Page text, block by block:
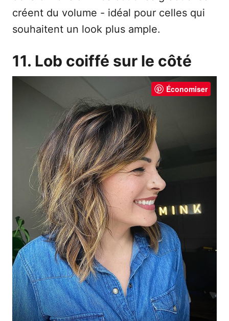
créent du volume - idéal pour celles qui
souhaitent un look plus ample.
11. Lob coiffé sur le côté
Économiser